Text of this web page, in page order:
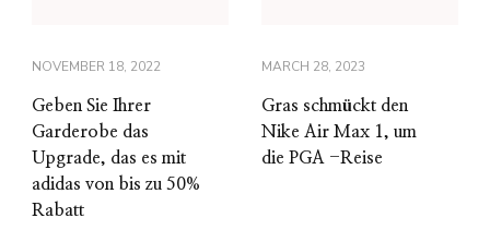
NOVEMBER 18, 2022
Geben Sie Ihrer
Garderobe das
Upgrade, das es mit
adidas von bis zu 50%
Rabatt
MARCH 28, 2023
Gras schmückt den
Nike Air Max 1, um
die PGA -Reise